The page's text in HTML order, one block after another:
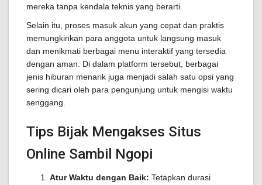
mereka tanpa kendala teknis yang berarti.
Selain itu, proses masuk akun yang cepat dan praktis
memungkinkan para anggota untuk langsung masuk
dan menikmati berbagai menu interaktif yang tersedia
dengan aman. Di dalam platform tersebut, berbagai
jenis hiburan menarik juga menjadi salah satu opsi yang
sering dicari oleh para pengunjung untuk mengisi waktu
senggang.
Tips Bijak Mengakses Situs
Online Sambil Ngopi
Atur Waktu dengan Baik: Tetapkan durasi